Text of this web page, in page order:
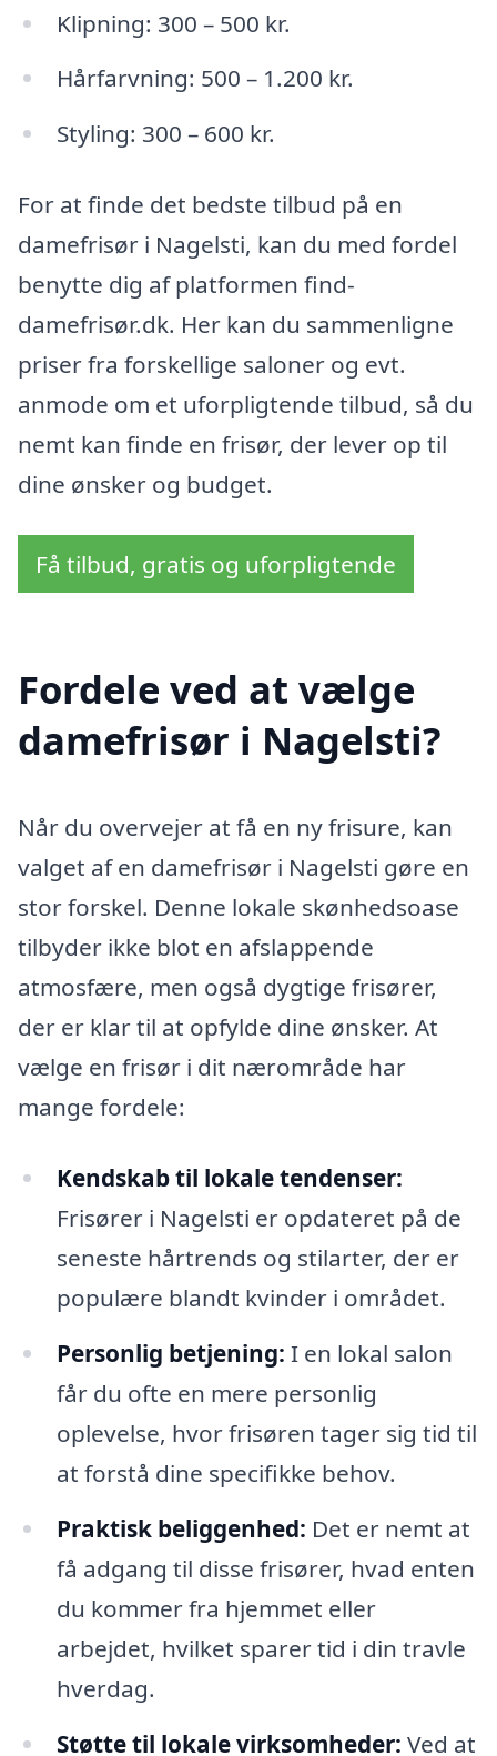
Klipning: 300 – 500 kr.
Hårfarvning: 500 – 1.200 kr.
Styling: 300 – 600 kr.
For at finde det bedste tilbud på en
damefrisør i Nagelsti, kan du med fordel
benytte dig af platformen find-
damefrisør.dk. Her kan du sammenligne
priser fra forskellige saloner og evt.
anmode om et uforpligtende tilbud, så du
nemt kan finde en frisør, der lever op til
dine ønsker og budget.
Få tilbud, gratis og uforpligtende
Fordele ved at vælge
damefrisør i Nagelsti?
Når du overvejer at få en ny frisure, kan
valget af en damefrisør i Nagelsti gøre en
stor forskel. Denne lokale skønhedsoase
tilbyder ikke blot en afslappende
atmosfære, men også dygtige frisører,
der er klar til at opfylde dine ønsker. At
vælge en frisør i dit nærområde har
mange fordele:
Kendskab til lokale tendenser:
Frisører i Nagelsti er opdateret på de
seneste hårtrends og stilarter, der er
populære blandt kvinder i området.
Personlig betjening: I en lokal salon
får du ofte en mere personlig
oplevelse, hvor frisøren tager sig tid til
at forstå dine specifikke behov.
Praktisk beliggenhed: Det er nemt at
få adgang til disse frisører, hvad enten
du kommer fra hjemmet eller
arbejdet, hvilket sparer tid i din travle
hverdag.
Støtte til lokale virksomheder: Ved at